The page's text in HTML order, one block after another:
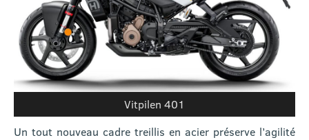
Vitpilen 401
Un tout nouveau cadre treillis en acier préserve l’agilité